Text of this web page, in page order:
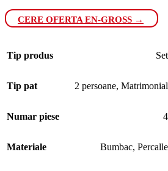
CERE OFERTA EN-GROSS →
Tip produs Set
Tip pat 2 persoane, Matrimonial
Numar piese 4
Materiale Bumbac, Percalle